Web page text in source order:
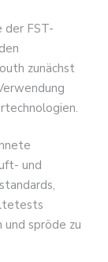
der FST-
zunächst
und
spröde zu